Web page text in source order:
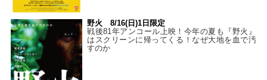
野火 8/16(日)1日限定
戦後81年アンコール上映！今年の夏も『野火』
はスクリーンに帰ってくる！なぜ大地を血で汚
すのか